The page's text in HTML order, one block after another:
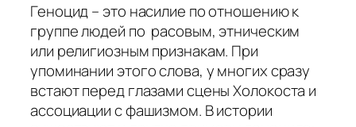
Геноцид – это насилие по отношению к
группе людей по расовым, этническим
или религиозным признакам. При
упоминании этого слова, у многих сразу
встают перед глазами сцены Холокоста и
ассоциации с фашизмом. В истории